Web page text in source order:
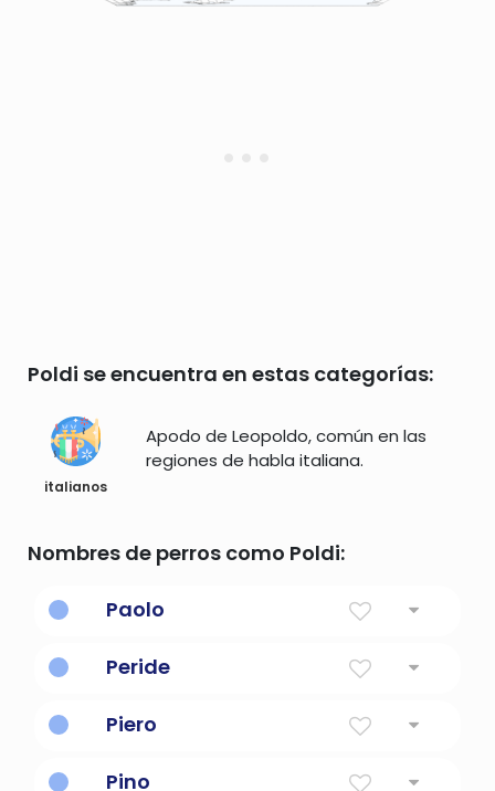
Poldi se encuentra en estas categorías:
italianos
Apodo de Leopoldo, común en las
regiones de habla italiana.
Nombres de perros como Poldi:
Paolo
Peride
Piero
Pino